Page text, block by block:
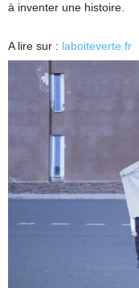
à inventer une histoire.
A lire sur : laboiteverte.fr